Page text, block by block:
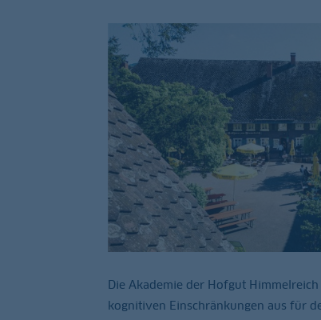
Die Akademie der Hofgut
kognitiven Einschränkungen aus für